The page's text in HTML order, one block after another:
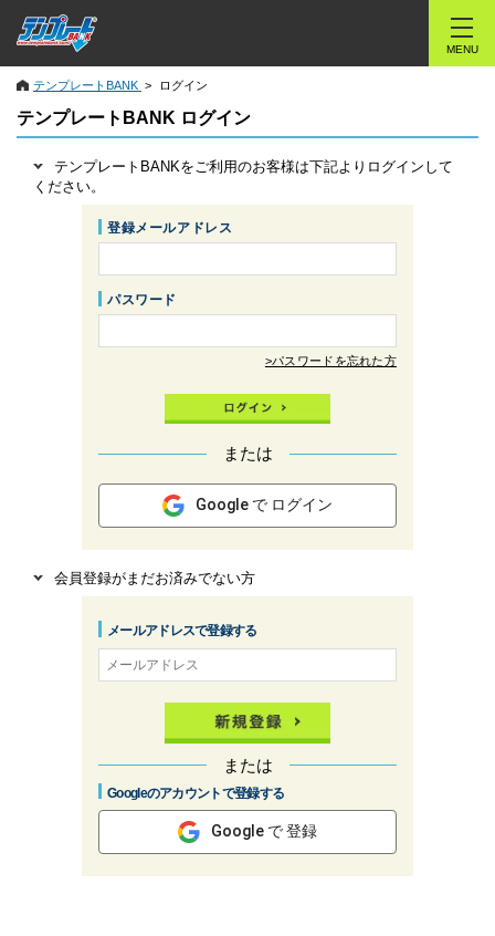
MENU
テンプレートBANK ログイン
テンプレートBANK ログイン
テンプレートBANKをご利用のお客様は下記よりログインして
ください。
登録メールアドレス
パスワード
>パスワードを忘れた方
または
Google で ログイン
会員登録がまだお済みでない方
メールアドレスで登録する
または
Googleのアカウントで登録する
Google で 登録